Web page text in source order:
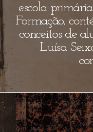
escola
Formação;
conceitos de
Luísa